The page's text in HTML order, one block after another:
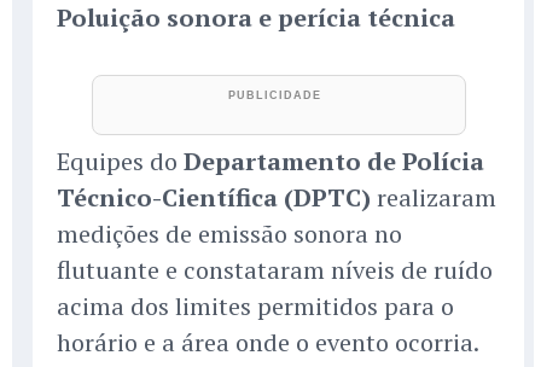
Poluição sonora e perícia técnica
Equipes do Departamento de Polícia
Técnico-Científica (DPTC) realizaram
medições de emissão sonora no
flutuante e constataram níveis de ruído
acima dos limites permitidos para o
horário e a área onde o evento ocorria.